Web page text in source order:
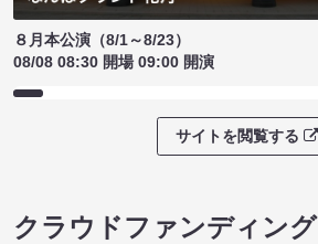
８月本公演（8/1～8/23）
08/08 08:30 開場 09:00 開演
サイトを閲覧する
クラウドファンディング